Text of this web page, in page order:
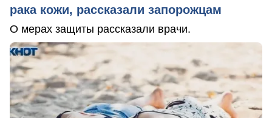
рака кожи, рассказали запорожцам
О мерах защиты рассказали врачи.